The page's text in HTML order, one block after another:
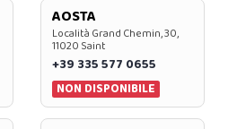
AOSTA
Località Grand Chemin, 30,
11020 Saint
+39 335 577 0655
NON DISPONIBILE